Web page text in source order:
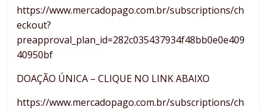
https://www.mercadopago.com.br/subscriptions/ch
eckout?
preapproval_plan_id=282c035437934f48bb0e0e409
40950bf
DOAÇÃO ÚNICA – CLIQUE NO LINK ABAIXO
https://www.mercadopago.com.br/subscriptions/ch